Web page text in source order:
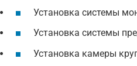
Установка системы
Установка системы
Установка камеры